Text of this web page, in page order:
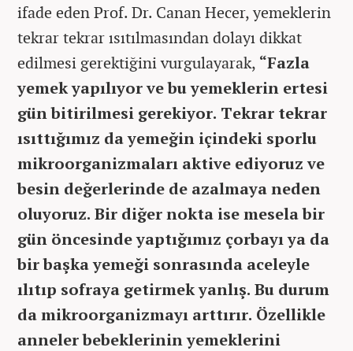
ifade eden Prof. Dr. Canan Hecer, yemeklerin
tekrar tekrar ısıtılmasından dolayı dikkat
edilmesi gerektiğini vurgulayarak, “Fazla
yemek yapılıyor ve bu yemeklerin ertesi
gün bitirilmesi gerekiyor. Tekrar tekrar
ısıttığımız da yemeğin içindeki sporlu
mikroorganizmaları aktive ediyoruz ve
besin değerlerinde de azalmaya neden
oluyoruz. Bir diğer nokta ise mesela bir
gün öncesinde yaptığımız çorbayı ya da
bir başka yemeği sonrasında aceleyle
ılıtıp sofraya getirmek yanlış. Bu durum
da mikroorganizmayı arttırır. Özellikle
anneler bebeklerinin yemeklerini